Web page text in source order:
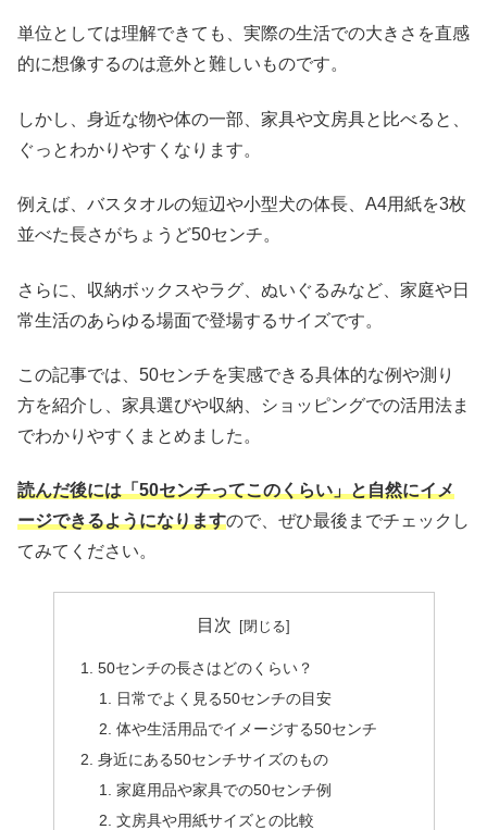
単位としては理解できても、実際の生活での大きさを直感
的に想像するのは意外と難しいものです。
しかし、身近な物や体の一部、家具や文房具と比べると、
ぐっとわかりやすくなります。
例えば、バスタオルの短辺や小型犬の体長、A4用紙を3枚
並べた長さがちょうど50センチ。
さらに、収納ボックスやラグ、ぬいぐるみなど、家庭や日
常生活のあらゆる場面で登場するサイズです。
この記事では、50センチを実感できる具体的な例や測り
方を紹介し、家具選びや収納、ショッピングでの活用法ま
でわかりやすくまとめました。
読んだ後には「50センチってこのくらい」と自然にイメ
ージできるようになりますので、ぜひ最後までチェックし
てみてください。
目次
50センチの長さはどのくらい？
日常でよく見る50センチの目安
体や生活用品でイメージする50センチ
身近にある50センチサイズのもの
家庭用品や家具での50センチ例
文房具や用紙サイズとの比較